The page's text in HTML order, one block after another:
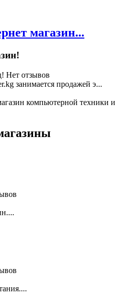
магазин...
Нет отзывов
занимается продажей э...